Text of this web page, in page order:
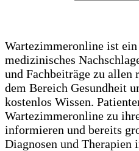
Wartezimmeronline ist
medizinisches
und Fachbeiträge zu allen
dem Bereich Gesundheit
kostenlos Wissen.
Wartezimmeronline zu
informieren und bereits
Diagnosen und Therapien